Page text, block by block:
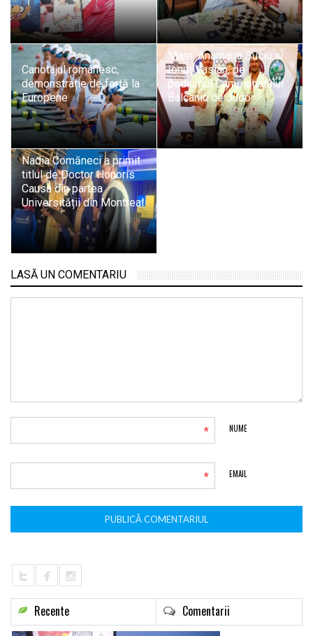
Canotajul românesc,
demonstrație de forță la
Europene
Mândrie pentru Baia
Mare: Anamaria Suciu și
Ionuț Vasian, pe
podiumul Campionatului
Balcanic de Judo
Nadia Comăneci a primit
titlul de Doctor Honoris
Causa din partea
Universității din Montreal
LASĂ UN COMENTARIU
NUME
*
EMAIL
*
Recente Comentarii